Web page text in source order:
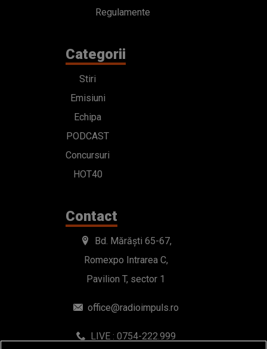
Regulamente
Categorii
Stiri
Emisiuni
Echipa
PODCAST
Concursuri
HOT40
Contact
Bd. Mărăști 65-67,
Romexpo Intrarea C,
Pavilion T, sector 1
office@radioimpuls.ro
LIVE : 0754-222.999